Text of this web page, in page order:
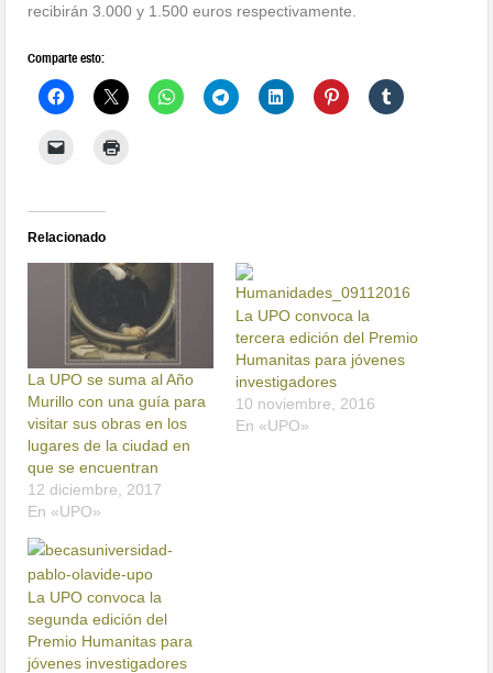
recibirán 3.000 y 1.500 euros respectivamente.
Comparte esto:
Relacionado
La UPO se suma al Año
Murillo con una guía para
visitar sus obras en los
lugares de la ciudad en
que se encuentran
12 diciembre, 2017
En «UPO»
La UPO convoca la
tercera edición del Premio
Humanitas para jóvenes
investigadores
10 noviembre, 2016
En «UPO»
La UPO convoca la
segunda edición del
Premio Humanitas para
jóvenes investigadores